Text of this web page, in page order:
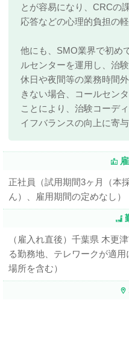
とが容易になり、CRCの
応答などの心理的負担の
他にも、SMO業界で初め
ルセンターを運用し、治
休日や夜間等の業務時間
きない場合、コールセン
ことにより、治験コーデ
イフバランスの向上に寄与
正社員（試用期間3ヶ月（本
ん）、雇用期間の定めなし
（雇入れ直後）千葉県 木
る勤務地、テレワークが適
場所を含む）